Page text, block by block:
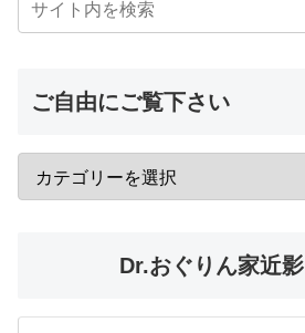
ご自由にご覧下さい
Dr.おぐりん家近影